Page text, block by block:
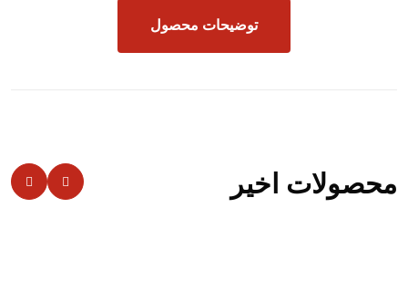
توضیحات محصول
محصولات اخیر